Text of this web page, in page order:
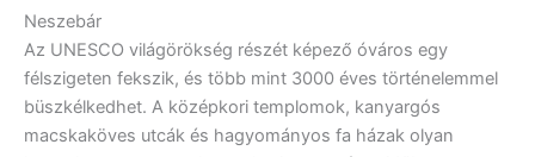
Neszebár
Az UNESCO világörökség részét képező óváros egy
félszigeten fekszik, és több mint 3000 éves történelemmel
büszkélkedhet. A középkori templomok, kanyargós
macskaköves utcák és hagyományos fa házak olyan